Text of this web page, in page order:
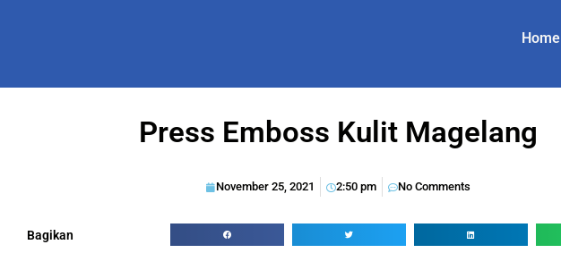
Home
Press Emboss Kulit Magelang
November 25, 2021 2:50 pm No Comments
Bagikan